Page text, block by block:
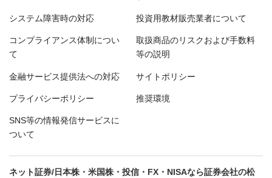
システム障害時の対応 投資用教材販売業者について
コンプライアンス体制につい
て
取扱商品のリスクおよび手数料
等の説明
金融サービス提供法への対応 サイトポリシー
プライバシーポリシー 推奨環境
SNS等の情報発信サービスに
ついて
ネット証券/日本株・米国株・投信・FX・NISAなら証券会社の松